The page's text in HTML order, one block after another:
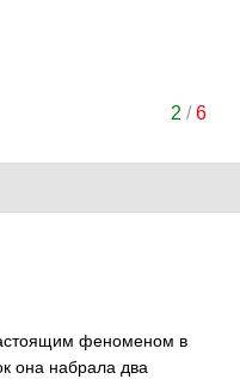
2 /6
феноменом в
она набрала два